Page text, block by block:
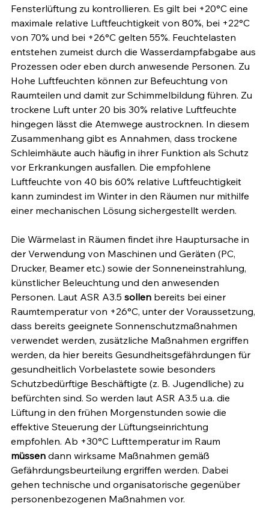
Fensterlüftung zu kontrollieren. Es gilt bei +20°C eine
maximale relative Luftfeuchtigkeit von 80%, bei +22°C
von 70% und bei +26°C gelten 55%. Feuchtelasten
entstehen zumeist durch die Wasserdampfabgabe aus
Prozessen oder eben durch anwesende Personen. Zu
Hohe Luftfeuchten können zur Befeuchtung von
Raumteilen und damit zur Schimmelbildung führen. Zu
trockene Luft unter 20 bis 30% relative Luftfeuchte
hingegen lässt die Atemwege austrocknen. In diesem
Zusammenhang gibt es Annahmen, dass trockene
Schleimhäute auch häufig in ihrer Funktion als Schutz
vor Erkrankungen ausfallen. Die empfohlene
Luftfeuchte von 40 bis 60% relative Luftfeuchtigkeit
kann zumindest im Winter in den Räumen nur mithilfe
einer mechanischen Lösung sichergestellt werden.
Die Wärmelast in Räumen findet ihre Hauptursache in
der Verwendung von Maschinen und Geräten (PC,
Drucker, Beamer etc.) sowie der Sonneneinstrahlung,
künstlicher Beleuchtung und den anwesenden
Personen. Laut ASR A3.5 sollen bereits bei einer
Raumtemperatur von +26°C, unter der Voraussetzung,
dass bereits geeignete Sonnenschutzmaßnahmen
verwendet werden, zusätzliche Maßnahmen ergriffen
werden, da hier bereits Gesundheitsgefährdungen für
gesundheitlich Vorbelastete sowie besonders
Schutzbedürftige Beschäftigte (z. B. Jugendliche) zu
befürchten sind. So werden laut ASR A3.5 u.a. die
Lüftung in den frühen Morgenstunden sowie die
effektive Steuerung der Lüftungseinrichtung
empfohlen. Ab +30°C Lufttemperatur im Raum
müssen dann wirksame Maßnahmen gemäß
Gefährdungsbeurteilung ergriffen werden. Dabei
gehen technische und organisatorische gegenüber
personenbezogenen Maßnahmen vor.